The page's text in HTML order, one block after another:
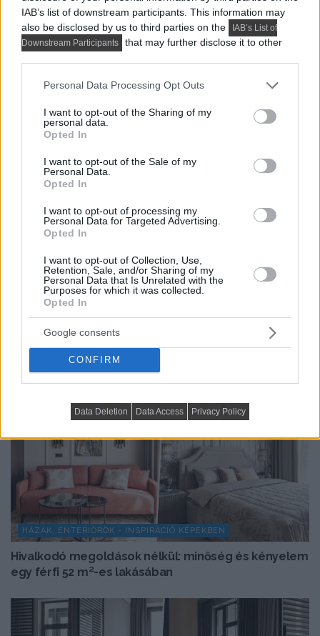
IAB’s list of downstream participants. This information may
also be disclosed by us to third parties on the
IAB’s List of
Downstream Participants
that may further disclose it to other
Please note that this website/app uses one or more Google
not limited to your visit or usage behaviour. You may click to
grant or deny consent to Google and its third-party tags to
use your data for below specified purposes in below Google
consent section.
Personal Data Processing Opt Outs
I want to opt-out of the Sharing of my
personal data.
Opted In
I want to opt-out of the Sale of my
Personal Data.
Opted In
I want to opt-out of processing my
Personal Data for Targeted Advertising.
Opted In
I want to opt-out of Collection, Use,
Retention, Sale, and/or Sharing of my
Personal Data that Is Unrelated with the
Purposes for which it was collected.
Opted In
Google consents
CONFIRM
Data Deletion Data Access Privacy Policy
5 látványos hálószobai megoldás,
amelyet később könnyű megbánni
TOVÁBBIAK BETÖLTÉSE
HÁZAK, ENTERIŐRÖK - INSPIRÁCIÓ KÉPEKBEN
Hivalkodó megoldások nélkül: minőség és kényelem
egy férfi 52 m²-es lakásában